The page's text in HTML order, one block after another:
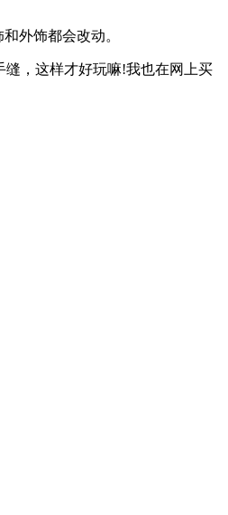
外饰都会改动。
，这样才好玩嘛!我也在网上买